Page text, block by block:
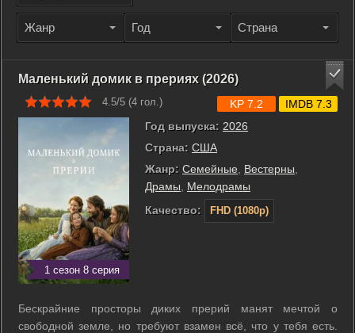
Жанр Год Страна
Маленький домик в прериях (2026)
4.5/5 (4 гол.)
1 сезон 8 серия
Год выпуска: 2026
Страна: США
Жанр: Семейные Вестерны
Драмы
Мелодрамы
Качество:
FHD (1080p)
KP 7.2 IMDB 7.3
Бескрайние просторы диких прерий манят мечтой о
свободной земле, но требуют взамен всё, что у тебя есть.